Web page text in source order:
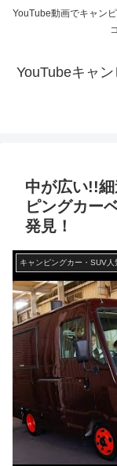
YouTube動画でキャン
YouTubeキャ
中が広い!!
ピングカー
発見！
キャンピングカー・SUV人